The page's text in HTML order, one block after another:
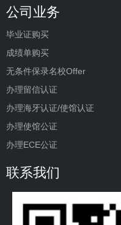
公司业务
毕业证购买
成绩单购买
无条件保录名校Offer
办理留信认证
办理海牙认证/使馆认证
办理使馆公证
办理ECE公证
联系我们